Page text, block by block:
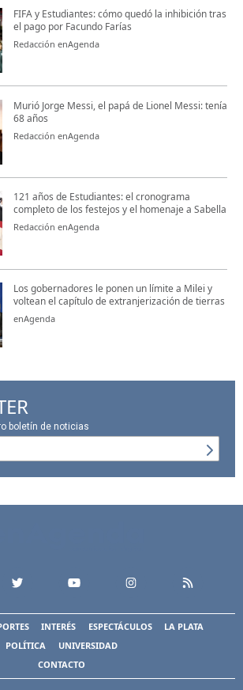
FIFA y Estudiantes: cómo quedó la inhibición tras
el pago por Facundo Farías
Redacción enAgenda
Murió Jorge Messi, el papá de Lionel Messi: tenía
68 años
Redacción enAgenda
121 años de Estudiantes: el cronograma
completo de los festejos y el homenaje a Sabella
Redacción enAgenda
Los gobernadores le ponen un límite a Milei y
voltean el capítulo de extranjerización de tierras
enAgenda
boletín de noticias
INTERÉS ESPECTÁCULOS
LA PLATA
POLÍTICA
UNIVERSIDAD
CONTACTO